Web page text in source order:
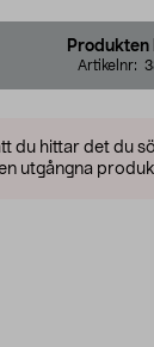
Artikelnr:
du hittar det du
utgångna